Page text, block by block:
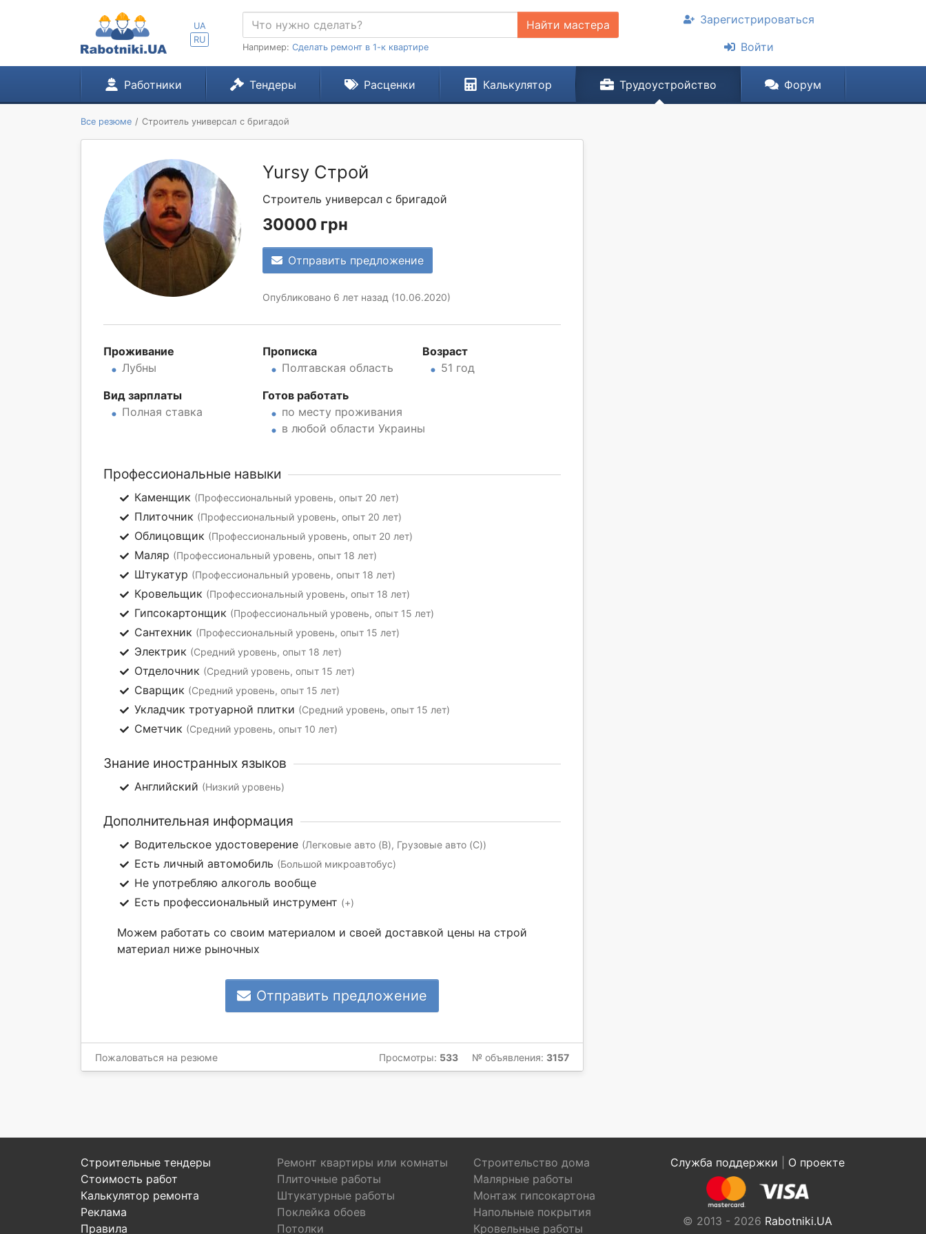
UA
RU
Найти мастера
Например: Сделать ремонт в 1-к квартире
Зарегистрироваться
Войти
Работники Тендеры Расценки Калькулятор Трудоустройство Форум
Все резюме Строитель универсал с бригадой
Yursy Строй
Строитель универсал с бригадой
30000 грн
Отправить предложение
Опубликовано 6 лет назад (10.06.2020)
Проживание
Лубны
Прописка
Полтавская область
Возраст
51 год
Вид зарплаты
Полная ставка
Готов работать
по месту проживания
в любой области Украины
Профессиональные навыки
Каменщик (Профессиональный уровень, опыт 20 лет)
Плиточник (Профессиональный уровень, опыт 20 лет)
Облицовщик (Профессиональный уровень, опыт 20 лет)
Маляр (Профессиональный уровень, опыт 18 лет)
Штукатур (Профессиональный уровень, опыт 18 лет)
Кровельщик (Профессиональный уровень, опыт 18 лет)
Гипсокартонщик (Профессиональный уровень, опыт 15 лет)
Сантехник (Профессиональный уровень, опыт 15 лет)
Электрик (Средний уровень, опыт 18 лет)
Отделочник (Средний уровень, опыт 15 лет)
Сварщик (Средний уровень, опыт 15 лет)
Укладчик тротуарной плитки (Средний уровень, опыт 15 лет)
Сметчик (Средний уровень, опыт 10 лет)
Знание иностранных языков
Английский (Низкий уровень)
Дополнительная информация
Водительское удостоверение (Легковые авто (B), Грузовые авто (C))
Есть личный автомобиль (Большой микроавтобус)
Не употребляю алкоголь вообще
Есть профессиональный инструмент (+)
Можем работать со своим материалом и своей доставкой цены на строй
материал ниже рыночных
Отправить предложение
Пожаловаться на резюме Просмотры: 533 № объявления: 3157
Строительные тендеры
Стоимость работ
Калькулятор ремонта
Реклама
Правила
Ремонт квартиры или комнаты
Строительство дома
Плиточные работы
Малярные работы
Штукатурные работы
Монтаж гипсокартона
Поклейка обоев
Напольные покрытия
Потолки
Кровельные работы
Служба поддержки О проекте
© 2013 - 2026 Rabotniki.UA